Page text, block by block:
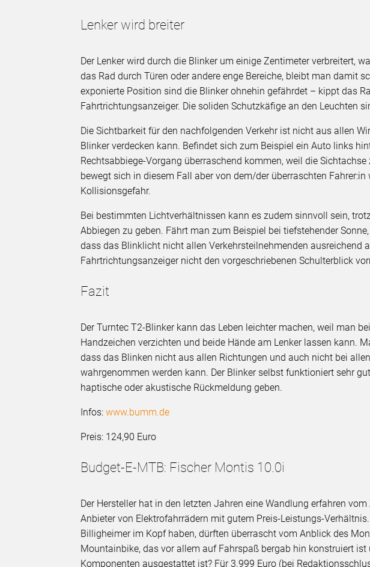
Lenker wird breiter
Der Lenker wird durch die Blinker um einige Zentimeter verbreitert,
das Rad durch Türen oder andere enge Bereiche, bleibt man damit
exponierte Position sind die Blinker ohnehin gefährdet – kippt das
Fahrtrichtungsanzeiger. Die soliden Schutzkäfige an den Leuchten
Die Sichtbarkeit für den nachfolgenden Verkehr ist nicht aus allen
Blinker verdecken kann. Befindet sich zum Beispiel ein Auto links
Rechtsabbiege-Vorgang überraschend kommen, weil die
bewegt sich in diesem Fall aber von dem/der überraschten Fahrer:in
Kollisionsgefahr.
Bei bestimmten Lichtverhältnissen kann es zudem sinnvoll sein,
Abbiegen zu geben. Fährt man zum Beispiel bei tiefstehender
dass das Blinklicht nicht allen Verkehrsteilnehmenden ausreichend
Fahrtrichtungsanzeiger nicht den vorgeschriebenen Schulterblick
Fazit
Der Turntec T2-Blinker kann das Leben leichter machen, weil man
Handzeichen verzichten und beide Hände am Lenker lassen kann.
dass das Blinken nicht aus allen Richtungen und auch nicht bei
wahrgenommen werden kann. Der Blinker selbst funktioniert sehr
haptische oder akustische Rückmeldung geben.
Infos:www.bumm.de
Preis: 124,90 Euro
Budget-E-MTB: Fischer Montis 10.0i
Der Hersteller hat in den letzten Jahren eine Wandlung erfahren
Anbieter von Elektrofahrrädern mit gutem Preis-Leistungs-
Billigheimer im Kopf haben, dürften überrascht vom Anblick des
Mountainbike, das vor allem auf Fahrspaß bergab hin konstruiert
Komponenten ausgestattet ist? Für 3.999 Euro (bei